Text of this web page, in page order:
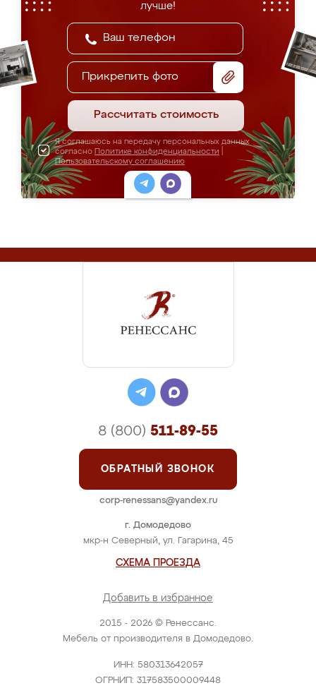
лучше!
Прикрепить фото
Рассчитать стоимость
Я соглашаюсь на передачу персональных данных
согласно Политике конфиденциальности
Пользовательскому соглашению
2015 - 2026 © Ренессанс.
Мебель от производителя в Домодедово.
ИНН: 580313642057
ОГРНИП: 317583500009448
г. Домодедово
мкр-н Северный, ул. Гагарина, 45
СХЕМА ПРОЕЗДА
Добавить в избранное
8 (800) 511-89-55
ОБРАТНЫЙ ЗВОНОК
corp-renessans@yandex.ru